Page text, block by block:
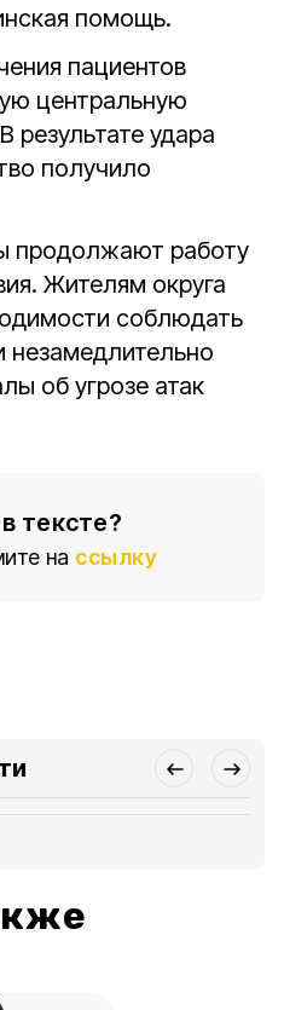
помощь.
пациентов
центральную
результате удара
получило
продолжают работу
Жителям округа
соблюдать
незамедлительно
об угрозе атак
тексте?
на ссылку